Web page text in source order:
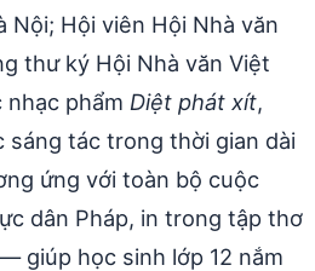
Nội; Hội viên Hội Nhà văn
thư ký Hội Nhà văn Việt
nhạc phẩm Diệt phát xít,
tác trong thời gian dài
ứng với toàn bộ cuộc
dân Pháp, in trong tập thơ
giúp học sinh lớp 12 nắm